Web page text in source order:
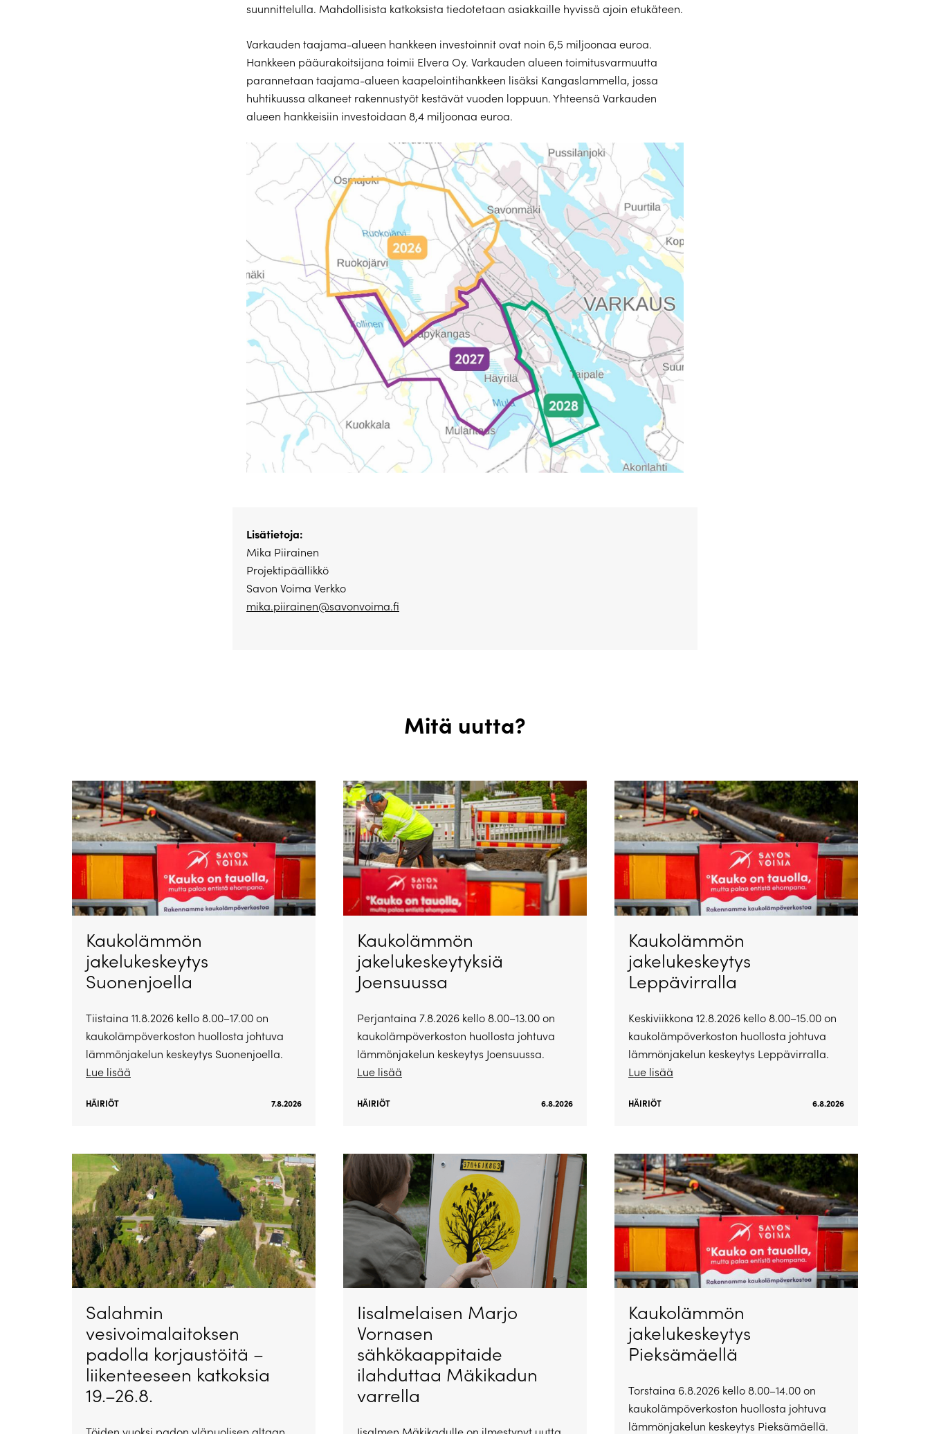
suunnittelulla. Mahdollisista katkoksista tiedotetaan asiakkaille hyvissä ajoin etukäteen.
Varkauden taajama-alueen hankkeen investoinnit ovat noin 6,5 miljoonaa euroa.
Hankkeen pääurakoitsijana toimii Elvera Oy. Varkauden alueen toimitusvarmuutta
parannetaan taajama-alueen kaapelointihankkeen lisäksi Kangaslammella, jossa
huhtikuussa alkaneet rakennustyöt kestävät vuoden loppuun. Yhteensä Varkauden
alueen hankkeisiin investoidaan 8,4 miljoonaa euroa.
Lisätietoja:
Mika Piirainen
Projektipäällikkö
Savon Voima Verkko
mika.piirainen@savonvoima.fi
Mitä uutta?
Kaukolämmön
jakelukeskeytys
Suonenjoella
Tiistaina 11.8.2026 kello 8.00–17.00 on
kaukolämpöverkoston huollosta johtuva
lämmönjakelun keskeytys Suonenjoella.
Lue lisää
HÄIRIÖT 7.8.2026
Kaukolämmön
jakelukeskeytyksiä
Joensuussa
Perjantaina 7.8.2026 kello 8.00–13.00 on
kaukolämpöverkoston huollosta johtuva
lämmönjakelun keskeytys Joensuussa.
Lue lisää
HÄIRIÖT 6.8.2026
Kaukolämmön
jakelukeskeytys
Leppävirralla
Keskiviikkona 12.8.2026 kello 8.00–15.00 on
kaukolämpöverkoston huollosta johtuva
lämmönjakelun keskeytys Leppävirralla.
Lue lisää
HÄIRIÖT 6.8.2026
Salahmin
vesivoimalaitoksen
padolla korjaustöitä –
liikenteeseen katkoksia
19.–26.8.
Iisalmelaisen Marjo
Vornasen
sähkökaappitaide
ilahduttaa Mäkikadun
varrella
Kaukolämmön
jakelukeskeytys
Pieksämäellä
Torstaina 6.8.2026 kello 8.00–14.00 on
kaukolämpöverkoston huollosta johtuva
lämmönjakelun keskeytys Pieksämäellä.